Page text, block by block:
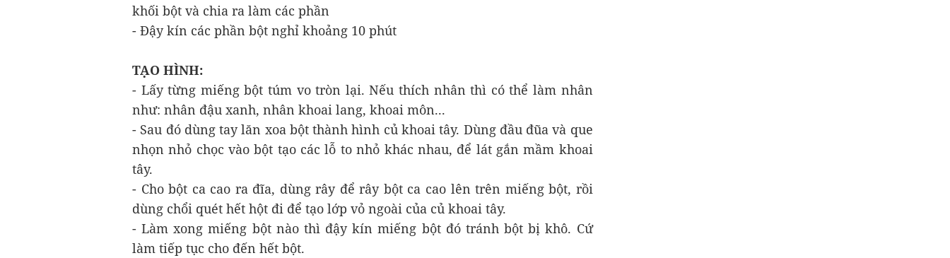
khối bột và chia ra làm các phần
- Đậy kín các phần bột nghỉ khoảng 10 phút
TẠO HÌNH:
- Lấy từng miếng bột túm vo tròn lại. Nếu thích nhân thì có thể làm nhân
như: nhân đậu xanh, nhân khoai lang, khoai môn...
- Sau đó dùng tay lăn xoa bột thành hình củ khoai tây. Dùng đầu đũa và que
nhọn nhỏ chọc vào bột tạo các lỗ to nhỏ khác nhau, để lát gắn mầm khoai
tây.
- Cho bột ca cao ra đĩa, dùng rây để rây bột ca cao lên trên miếng bột, rồi
dùng chổi quét hết hột đi để tạo lớp vỏ ngoài của củ khoai tây.
- Làm xong miếng bột nào thì đậy kín miếng bột đó tránh bột bị khô. Cứ
làm tiếp tục cho đến hết bột.